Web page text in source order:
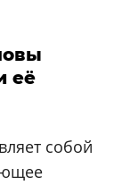
её
собой